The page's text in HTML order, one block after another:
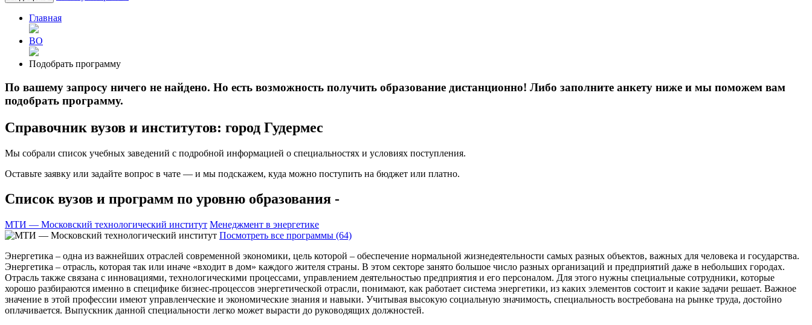
Главная
ВО
Подобрать программу
По вашему запросу ничего не найдено. Но есть возможность получить образование дистанционно! Либо заполните анкету ниже и мы поможем вам
подобрать программу.
Справочник вузов и институтов: город Гудермес
Мы собрали список учебных заведений с подробной информацией о специальностях и условиях поступления.
Оставьте заявку или задайте вопрос в чате — и мы подскажем, куда можно поступить на бюджет или платно.
Список вузов и программ по уровню образования -
МТИ — Московский технологический институт Менеджмент в энергетике
Посмотреть все программы (64)
Энергетика – одна из важнейших отраслей современной экономики, цель которой – обеспечение нормальной жизнедеятельности самых разных объектов, важных для человека и государства.
Энергетика – отрасль, которая так или иначе «входит в дом» каждого жителя страны. В этом секторе занято большое число разных организаций и предприятий даже в небольших городах.
Отрасль также связана с инновациями, технологическими процессами, управлением деятельностью предприятия и его персоналом. Для этого нужны специальные сотрудники, которые
хорошо разбираются именно в специфике бизнес-процессов энергетической отрасли, понимают, как работает система энергетики, из каких элементов состоит и какие задачи решает. Важное
значение в этой профессии имеют управленческие и экономические знания и навыки. Учитывая высокую социальную значимость, специальность востребована на рынке труда, достойно
оплачивается. Выпускник данной специальности легко может вырасти до руководящих должностей.